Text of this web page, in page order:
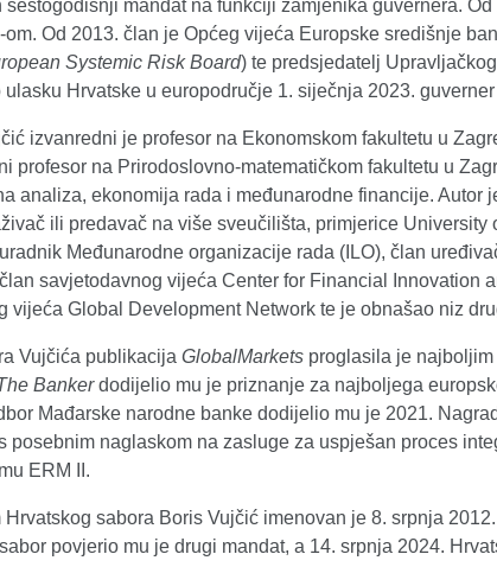
šestogodišnji mandat na funkciji zamjenika guvernera.
om. Od 2013. član je Općeg vijeća Europske središnje
Systemic Risk Board) te predsjedatelj
ulasku Hrvatske u europodručje 1. siječnja 2023.
izvanredni je profesor na Ekonomskom fakultetu u
profesor na Prirodoslovno-matematičkom fakultetu u
analiza, ekonomija rada i međunarodne financije.
ili predavač na više sveučilišta, primjerice
Međunarodne organizacije rada (ILO), član
savjetodavnog vijeća Center for Financial Innovation
vijeća Global Development Network te je obnašao niz
Vujčića publikacija GlobalMarkets proglasila je
Bankerdodijelio mu je priznanje za najboljega
Mađarske narodne banke dodijelio mu je 2021.
posebnim naglaskom na zasluge za uspješan proces
ERM II.
Hrvatskog sabora Boris Vujčić imenovan je 8. srpnja
povjerio mu je drugi mandat, a 14. srpnja 2024.